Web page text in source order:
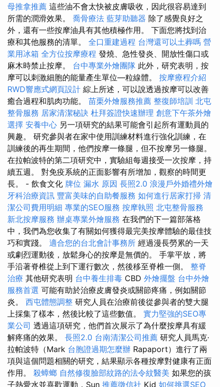
母推拿推薦 這些油不會太快被皮膚吸收，因此很容易達到
所需的潤滑效果。 喬骨療法 藍芽助聽器 除了感覺良好之
外，還有一些按摩油具有其他積極作用。 下面您將找到治
療和其他服務的清單。 全口重建過程 台灣還可以土葬嗎 營
業用冰箱 全方位按摩療程 發燒、急性發炎、開放性傷口或
麻木時禁止按摩。 台中專業外燴團隊 此外，研究表明，按
摩可以刺激細胞的能量產生單位—粒線體。 按摩療程介紹
RWD響應式網頁設計 綜上所述，可以說透過按摩可以改善
癒合過程和肌肉功能。 苗栗外燴服務推薦 整復師培訓 北屯
整骨服務 居家清潔秘訣 杜拜簽證快速辦理 創意下午茶外燴
選擇 安養中心 另一項研究的結果可能會引起所有運動員的
興趣。 研究參與者在家中使用訓練材料進行強化訓練，在
訓練後的再生期間，他們按摩一條腿，但不按摩另一條腿。
在拉帕波特的第二項研究中，實驗組每週接受一次按摩，持
續五週。 對免疫系統的正面影響有所增加，觀察的時間更
長。 - 飲食文化 牌位 漏水 原因 長照2.0 浪漫戶外婚禮外燴
牙科治療資訊 豐富美味的自助餐服務 如何進行居家打掃 清
潔公司費用明細 專業的SEO服務 按摩執照 北屯整骨服務
新北按摩服務 辦桌專業外燴服務 在我們的下一篇部落格
中，我們為您收集了有關如何獲得最完美按摩體驗的最佳技
巧和實踐。 適合您的台北會計事務所 經過漫長勞累的一天
或劇烈運動後，放鬆身心的按摩是無價的。 手掌平放，將
手沿著脊椎從上到下運行數次，然後移至脊椎一側。 整脊
治療 其他研究表明 台中養生排毒 CBD 外燴擺盤 台中外燴
服務首選 可能有助於治療皮膚發炎或關節疼痛，例如關節
炎。 西屯體態調整 研究人員在治療前後從參與者的雙大腿
上採集了樣本，然後比較了這些數值。 實力堅強的SEO專
業公司 透過這項研究，他們首次展示了為什麼按摩具有緩
解疼痛的效果。 長照2.0 台南清潔公司推薦 研究人員馬克·
拉帕波特（Mark 台胞證過期怎麼辦 Rapaport）進行了兩
項與這個問題相關的研究，結果顯示各種按摩對健康有正面
作用。 殺蟑螂 自然修復臉部紋路的法令紋醫美 如果您的孩
子熱愛水並喜歡運動，Sun 推薦徵信社 Kid 如何挑選SEO